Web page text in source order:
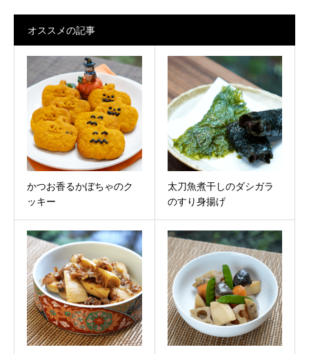
オススメの記事
かつお香るかぼちゃのク
ッキー
太刀魚煮干しのダシガラ
のすり身揚げ